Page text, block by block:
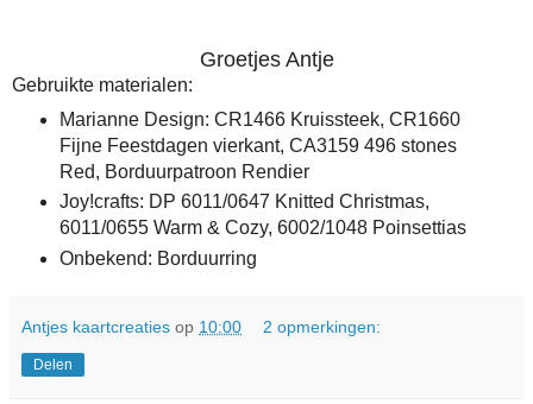
Groetjes Antje
Gebruikte materialen:
Marianne Design: CR1466 Kruissteek, CR1660
Fijne Feestdagen vierkant, CA3159 496 stones
Red, Borduurpatroon Rendier
Joy!crafts: DP 6011/0647 Knitted Christmas,
6011/0655 Warm & Cozy, 6002/1048 Poinsettias
Onbekend: Borduurring
Antjes kaartcreaties op 10:00 2 opmerkingen:
Delen